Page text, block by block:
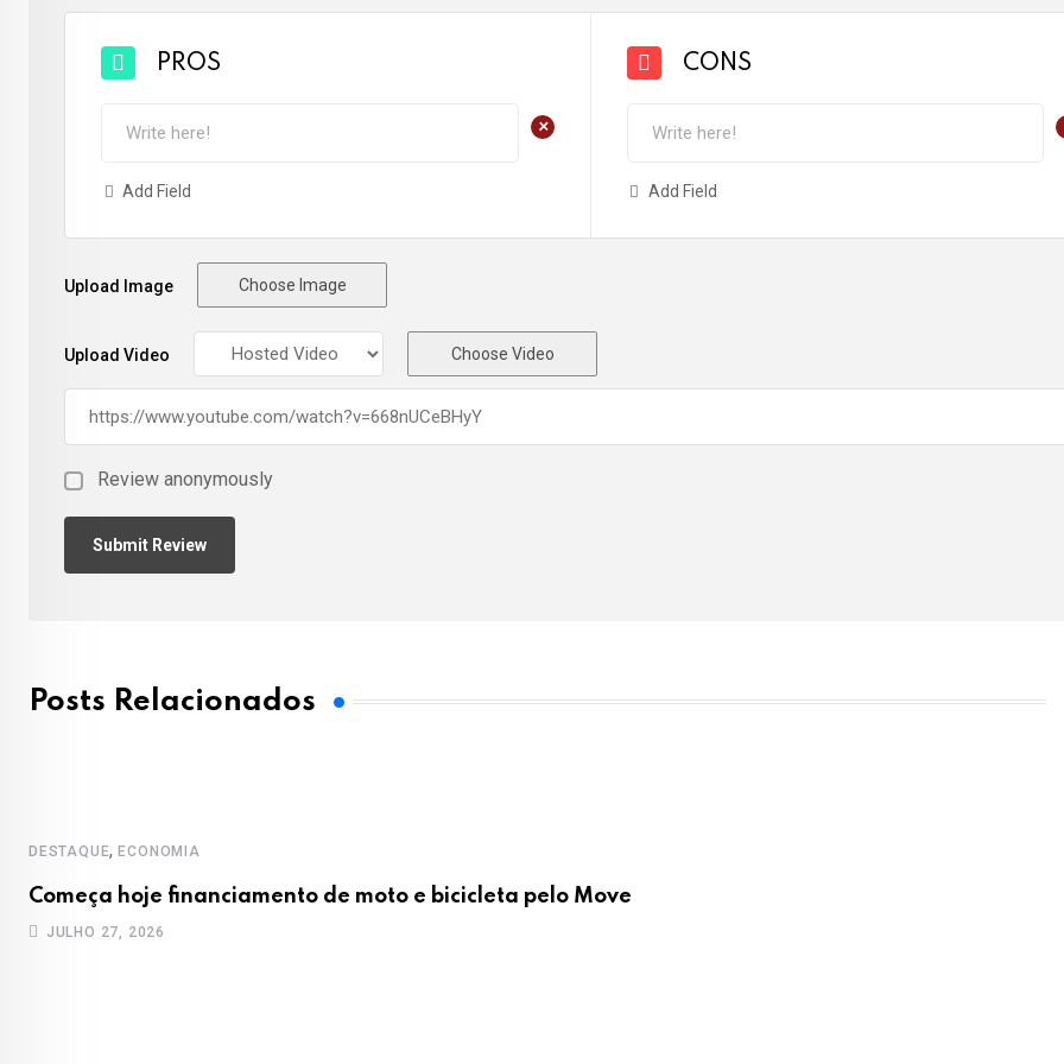
PROS
+
Add Field
CONS
Add Field
Upload Image Choose Image
Upload Video Choose Video
Review anonymously
Posts Relacionados
DESTAQUE,ECONOMIA
Começa hoje financiamento de moto e bicicleta pelo Move
JULHO 27, 2026